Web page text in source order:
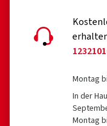
Montag
In der
Montag